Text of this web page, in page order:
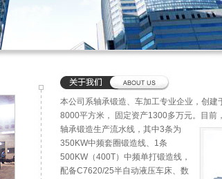
本公司系轴承锻造、车加工专业企业，创建
8000平方米， 固定资产1300多万元。目前
轴承锻造生产流水线， 其中3条为
350KW中频套圈锻造线、1条
500KW（400T）中频单打锻造线，
配备C7620/25半自动液压车床、数